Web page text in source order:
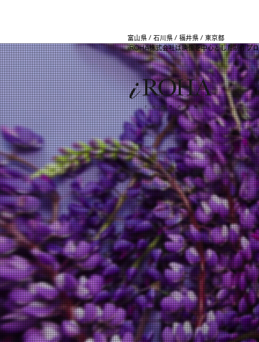
富山県 / 石川県 / 福井県 / 東京都
iROHA株式会社は映像を中心とした制作プ